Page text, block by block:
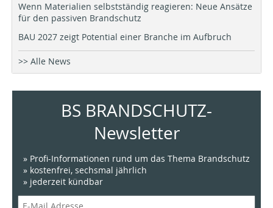
Wenn Materialien selbstständig reagieren: Neue Ansätze
für den passiven Brandschutz
BAU 2027 zeigt Potential einer Branche im Aufbruch
>> Alle News
BS BRANDSCHUTZ-
Newsletter
» Profi-Informationen rund um das Thema Brandschutz
» kostenfrei, sechsmal jährlich
» jederzeit kündbar